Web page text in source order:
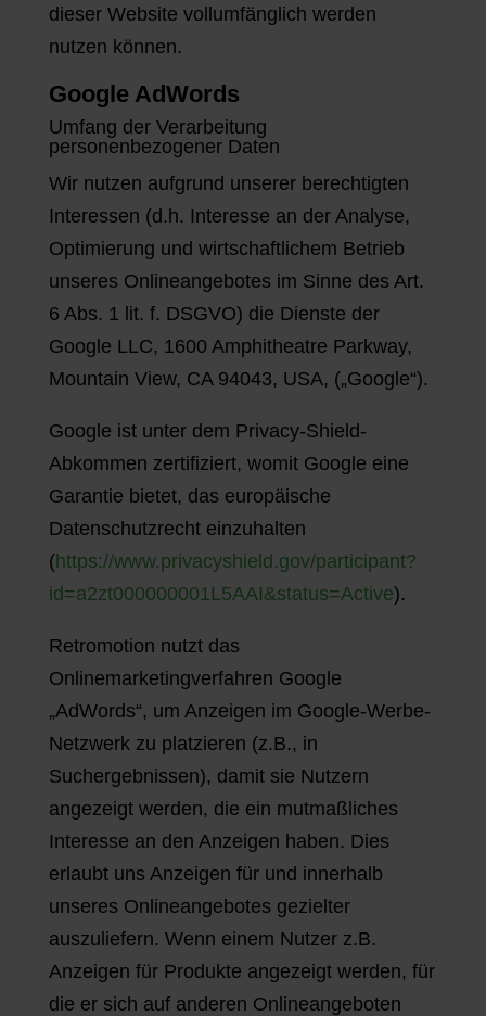
dieser Website vollumfänglich werden
nutzen können.
Google AdWords
Umfang der Verarbeitung
personenbezogener Daten
Wir nutzen aufgrund unserer berechtigten
Interessen (d.h. Interesse an der Analyse,
Optimierung und wirtschaftlichem Betrieb
unseres Onlineangebotes im Sinne des Art.
6 Abs. 1 lit. f. DSGVO) die Dienste der
Google LLC, 1600 Amphitheatre Parkway,
Mountain View, CA 94043, USA, („Google“).
Google ist unter dem Privacy-Shield-
Abkommen zertifiziert, womit Google eine
Garantie bietet, das europäische
Datenschutzrecht einzuhalten
(https://www.privacyshield.gov/participant?
id=a2zt000000001L5AAI&status=Active).
Retromotion nutzt das
Onlinemarketingverfahren Google
„AdWords“, um Anzeigen im Google-Werbe-
Netzwerk zu platzieren (z.B., in
Suchergebnissen), damit sie Nutzern
angezeigt werden, die ein mutmaßliches
Interesse an den Anzeigen haben. Dies
erlaubt uns Anzeigen für und innerhalb
unseres Onlineangebotes gezielter
auszuliefern. Wenn einem Nutzer z.B.
Anzeigen für Produkte angezeigt werden, für
die er sich auf anderen Onlineangeboten